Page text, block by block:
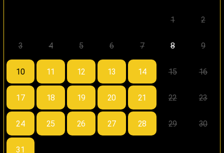
1 2
3 4 5 6 7 8 9
10 11 12 13 14 15 16
17 18 19 20 21 22 23
24 25 26 27 28 29 30
31